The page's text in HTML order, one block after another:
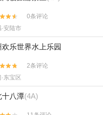
0条评论
安陆市
欢乐世界水上乐园
2条评论
东宝区
十八潭(4A)